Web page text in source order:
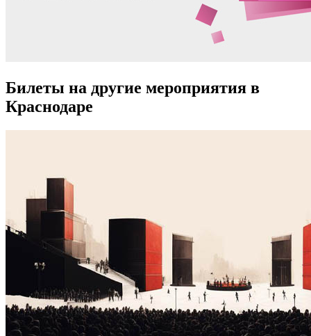
Билеты на другие мероприятия в
Краснодаре